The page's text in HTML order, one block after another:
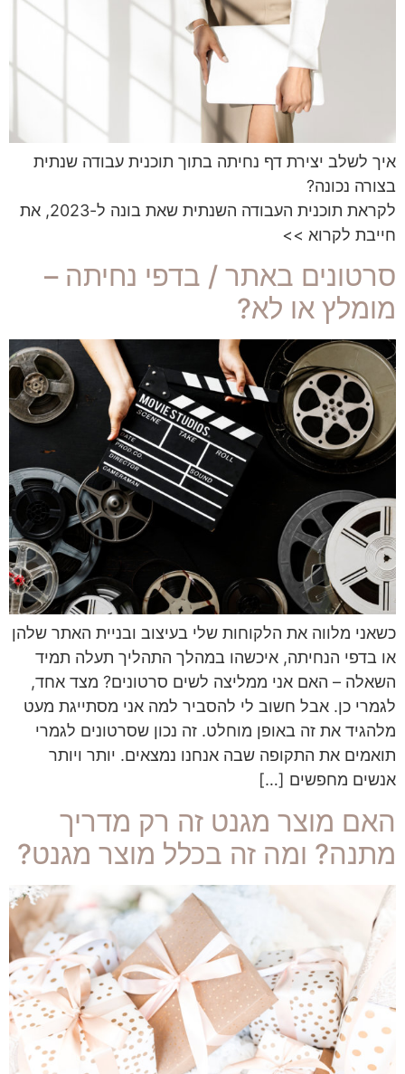
איך לשלב יצירת דף נחיתה בתוך תוכנית עבודה שנתית
בצורה נכונה?
לקראת תוכנית העבודה השנתית שאת בונה ל-2023, את
חייבת לקרוא >>
סרטונים באתר / בדפי נחיתה –
מומלץ או לא?
כשאני מלווה את הלקוחות שלי בעיצוב ובניית האתר שלהן
או בדפי הנחיתה, איכשהו במהלך התהליך תעלה תמיד
השאלה – האם אני ממליצה לשים סרטונים? מצד אחד,
לגמרי כן. אבל חשוב לי להסביר למה אני מסתייגת מעט
מלהגיד את זה באופן מוחלט. זה נכון שסרטונים לגמרי
תואמים את התקופה שבה אנחנו נמצאים. יותר ויותר
אנשים מחפשים […]
האם מוצר מגנט זה רק מדריך
מתנה? ומה זה בכלל מוצר מגנט?